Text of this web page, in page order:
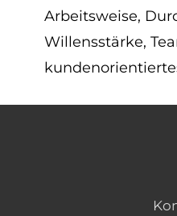
Arbeitsweise,
Willensstärke,